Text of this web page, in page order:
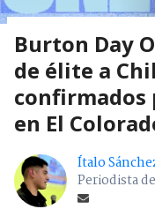
Burton Day
de élite a
confirmados
en El
Ítalo
Periodista